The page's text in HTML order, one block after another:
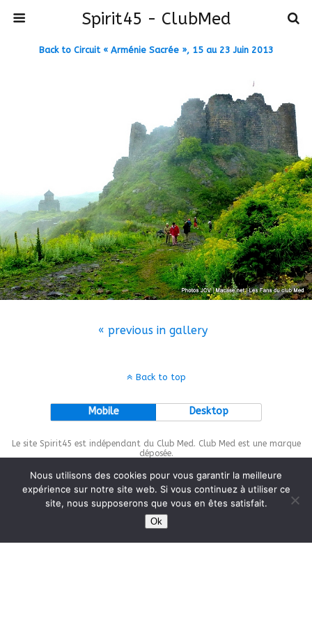
Spirit45 - ClubMed
Back to Circuit « Arménie Sacrée », 15 au 23 Juin 2013
« previous in gallery
Back to top
Mobile Desktop
Le site Spirit45 est indépendant du Club Med. Club Med est une marque
déposée.
This site is protected bywp-copyrightpro.com
Nous utilisons des cookies pour vous garantir la meilleure
expérience sur notre site web. Si vous continuez à utiliser ce
site, nous supposerons que vous en êtes satisfait.
Ok